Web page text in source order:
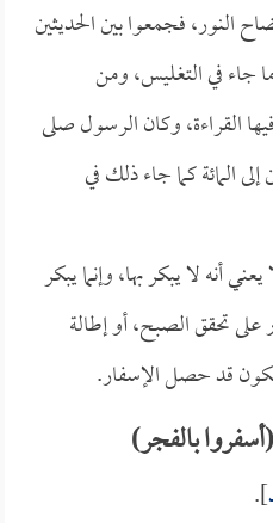
النور، فجمعوا بين الحديثين
جاء في التغليس، ومن
القراءة، وكان الرسول صلى
المائة كما جاء ذلك في
أنه لا يبكر بها، وإنما يبكر
تحقق الصبح، أو إطالة
قد حصل الإسفار.
بالفجر)
].